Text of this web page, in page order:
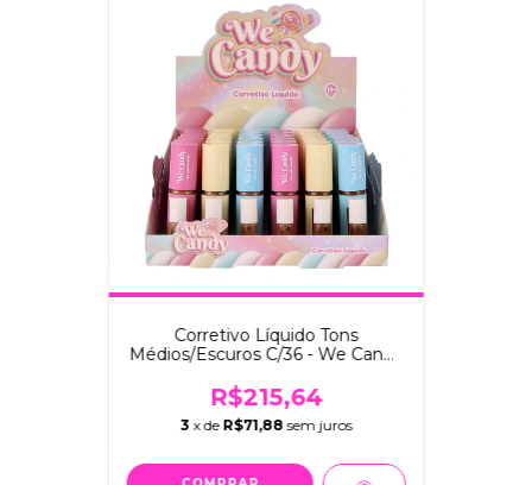
Corretivo Líquido Tons
Médios/Escuros C/36 - We Candy
R$215,64
3 x de R$71,88 sem juros